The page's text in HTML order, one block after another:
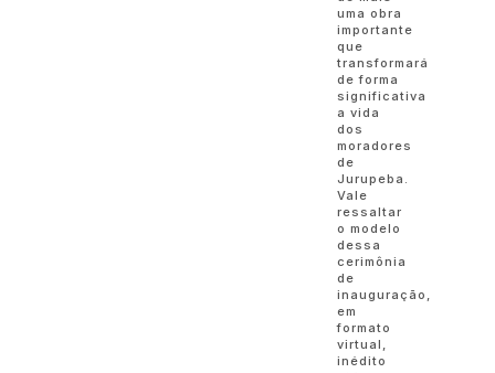
uma obra
importante
que
transformará
de forma
significativa
a vida
dos
moradores
de
Jurupeba.
Vale
ressaltar
o modelo
dessa
cerimônia
de
inauguração,
em
formato
virtual,
inédito